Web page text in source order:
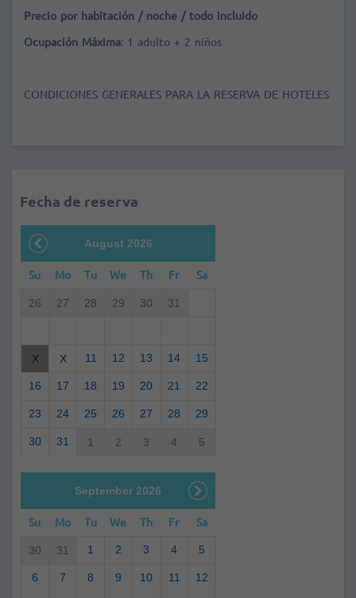
Precio por habitación / noche / todo incluido
Ocupación Máxima: 1 adulto + 2 niños
CONDICIONES GENERALES PARA LA RESERVA DE HOTELES
Fecha de reserva
August 2026
Su Mo Tu We Th Fr Sa
26 27 28 29 30 31
X X 11 12 13 14 15
16 17 18 19 20 21 22
23 24 25 26 27 28 29
30 31 1 2 3 4 5
September 2026
Su Mo Tu We Th Fr Sa
30 31 1 2 3 4 5
6 7 8 9 10 11 12